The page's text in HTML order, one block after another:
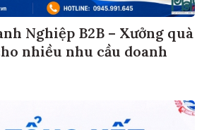
Nghiệp B2B – Xưởng quà
nhiều nhu cầu doanh